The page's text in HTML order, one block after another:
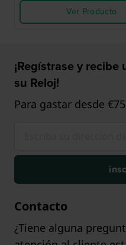
Ver Producto
¡Regístrase y
su Reloj!
Para gastar desde
Contacto
¿Tiene alguna